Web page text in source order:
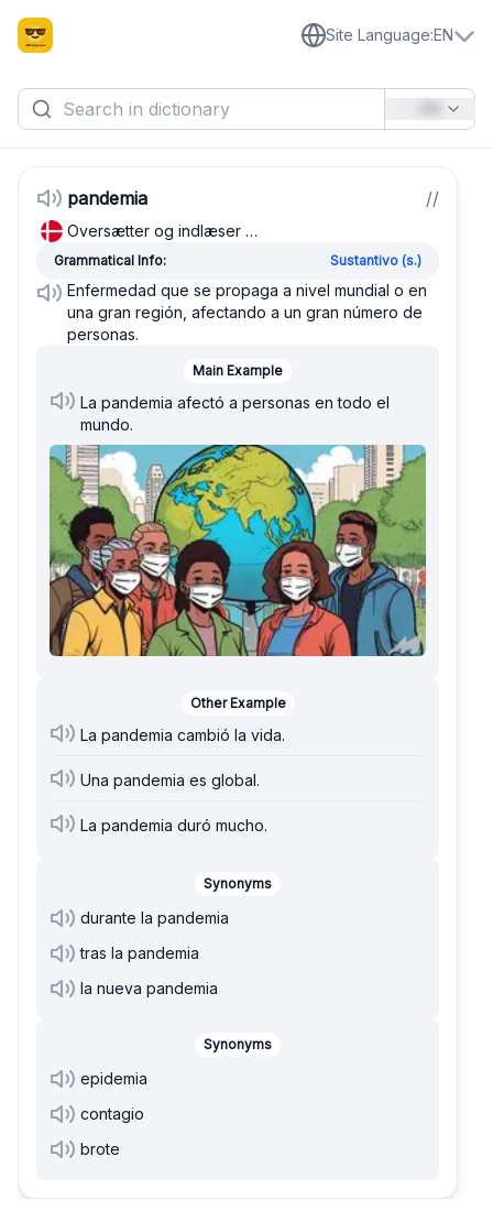
Site Language:EN
pandemia //
Oversætter og indlæser …
Grammatical Info: Sustantivo (s.)
Enfermedad que se propaga a nivel mundial o en
una gran región, afectando a un gran número de
personas.
Main Example
La pandemia afectó a personas en todo el
mundo.
Other Example
La pandemia cambió la vida.
Una pandemia es global.
La pandemia duró mucho.
Synonyms
durante la pandemia
tras la pandemia
la nueva pandemia
Synonyms
epidemia
contagio
brote